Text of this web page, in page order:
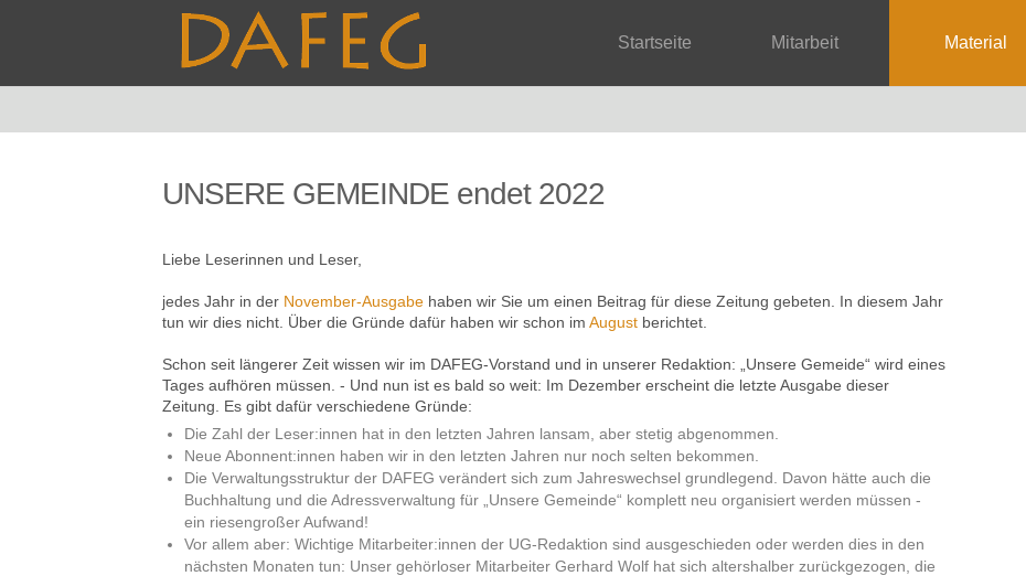
Startseite Mitarbeit Material
UNSERE GEMEINDE endet 2022
Liebe Leserinnen und Leser,
jedes Jahr in der November-Ausgabe haben wir Sie um einen Beitrag für diese Zeitung gebeten. In diesem Jahr
tun wir dies nicht. Über die Gründe dafür haben wir schon im August berichtet.
Schon seit längerer Zeit wissen wir im DAFEG-Vorstand und in unserer Redaktion: „Unsere Gemeide“ wird eines
Tages aufhören müssen. - Und nun ist es bald so weit: Im Dezember erscheint die letzte Ausgabe dieser
Zeitung. Es gibt dafür verschiedene Gründe:
Die Zahl der Leser:innen hat in den letzten Jahren lansam, aber stetig abgenommen.
Neue Abonnent:innen haben wir in den letzten Jahren nur noch selten bekommen.
Die Verwaltungsstruktur der DAFEG verändert sich zum Jahreswechsel grundlegend. Davon hätte auch die
Buchhaltung und die Adressverwaltung für „Unsere Gemeinde“ komplett neu organisiert werden müssen -
ein riesengroßer Aufwand!
Vor allem aber: Wichtige Mitarbeiter:innen der UG-Redaktion sind ausgeschieden oder werden dies in den
nächsten Monaten tun: Unser gehörloser Mitarbeiter Gerhard Wolf hat sich altershalber zurückgezogen, die